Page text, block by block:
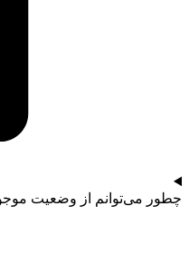
چطور می‌توانم از وضعیت